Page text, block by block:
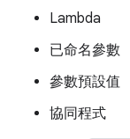
Lambda
已命名參數
參數預設值
協同程式